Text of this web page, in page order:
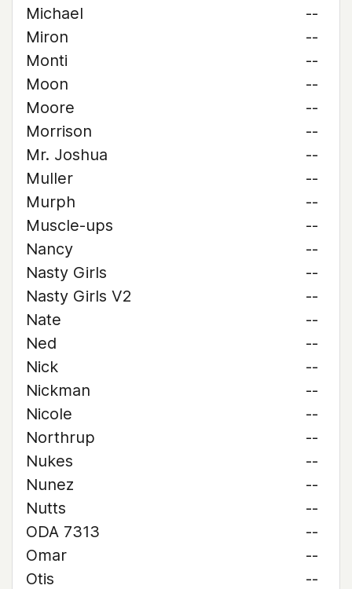
Michael
--
Miron
--
Monti
--
Moon
--
Moore
--
Morrison
--
Mr. Joshua
--
Muller
--
Murph
--
Muscle-ups
--
Nancy
--
Nasty Girls
--
Nasty Girls V2
--
Nate
--
Ned
--
Nick
--
Nickman
--
Nicole
--
Northrup
--
Nukes
--
Nunez
--
Nutts
--
ODA 7313
--
Omar
--
Otis
--